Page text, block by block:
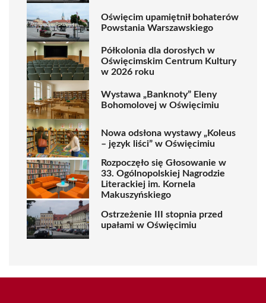
Oświęcim upamiętnił bohaterów
Powstania Warszawskiego
Półkolonia dla dorosłych w
Oświęcimskim Centrum Kultury
w 2026 roku
Wystawa „Banknoty” Eleny
Bohomolovej w Oświęcimiu
Nowa odsłona wystawy „Koleus
– język liści” w Oświęcimiu
Rozpoczęło się Głosowanie w
33. Ogólnopolskiej Nagrodzie
Literackiej im. Kornela
Makuszyńskiego
Ostrzeżenie III stopnia przed
upałami w Oświęcimiu